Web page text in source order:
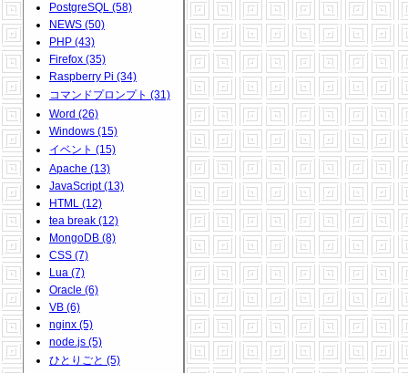
PostgreSQL (58)
NEWS (50)
PHP (43)
Firefox (35)
Raspberry Pi (34)
コマンドプロンプト (31)
Word (26)
Windows (15)
イベント (15)
Apache (13)
JavaScript (13)
HTML (12)
tea break (12)
MongoDB (8)
CSS (7)
Lua (7)
Oracle (6)
VB (6)
nginx (5)
node.js (5)
ひとりごと (5)